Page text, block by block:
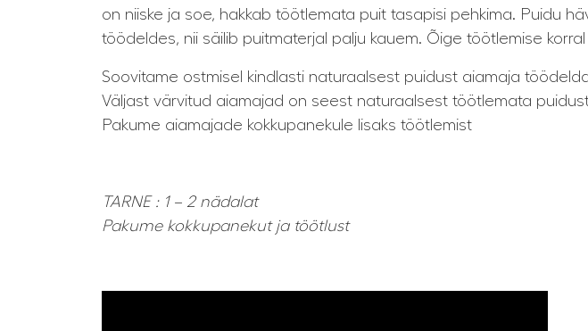
on niiske ja soe, hakkab töötlemata puit tasapisi pehkima. Puidu
töödeldes, nii säilib puitmaterjal palju kauem. Õige töötlemise
Soovitame ostmisel kindlasti naturaalsest puidust aiamaja
Väljast värvitud aiamajad on seest naturaalsest töötlemata
Pakume aiamajade kokkupanekule lisaks töötlemist
TARNE : 1 – 2 nädalat
Pakume kokkupanekut ja töötlust